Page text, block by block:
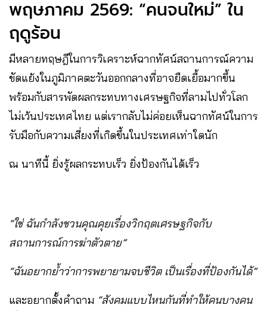
พฤษภาคม 2569: “คนจนใหม่” ใน
ฤดูร้อน
มีหลายทฤษฎีในการวิเคราะห์ฉากทัศน์สถานการณ์ความ
ขัดแย้งในภูมิภาคตะวันออกกลางที่อาจยืดเยื้อมากขึ้น
พร้อมกับสารพัดผลกระทบทางเศรษฐกิจที่ลามไปทั่วโลก
ไม่เว้นประเทศไทย แต่เรากลับไม่ค่อยเห็นฉากทัศน์ในการ
รับมือกับความเสี่ยงที่เกิดขึ้นในประเทศเท่าใดนัก
ณ นาทีนี้ ยิ่งรู้ผลกระทบเร็ว ยิ่งป้องกันได้เร็ว
“ใช่ ฉันกำลังชวนคุณคุยเรื่องวิกฤตเศรษฐกิจกับ
สถานการณ์การฆ่าตัวตาย”
“ฉันอยากย้ำว่าการพยายามจบชีวิต เป็นเรื่องที่ป้องกันได้”
และอยากตั้งคำถาม “สังคมแบบไหนกันที่ทำให้คนบางคน